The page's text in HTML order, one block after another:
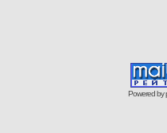
Powered by